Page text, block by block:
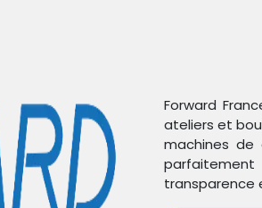
Forward
ateliers et
machines de
transparence